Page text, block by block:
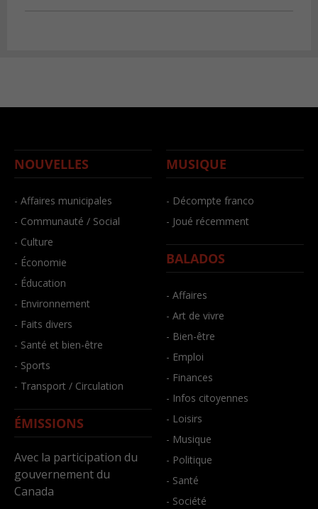
NOUVELLES
- Affaires municipales
- Communauté / Social
- Culture
- Économie
- Éducation
- Environnement
- Faits divers
- Santé et bien-être
- Sports
- Transport / Circulation
ÉMISSIONS
Avec la participation du
gouvernement du
Canada
MUSIQUE
- Décompte franco
- Joué récemment
BALADOS
- Affaires
- Art de vivre
- Bien-être
- Emploi
- Finances
- Infos citoyennes
- Loisirs
- Musique
- Politique
- Santé
- Société